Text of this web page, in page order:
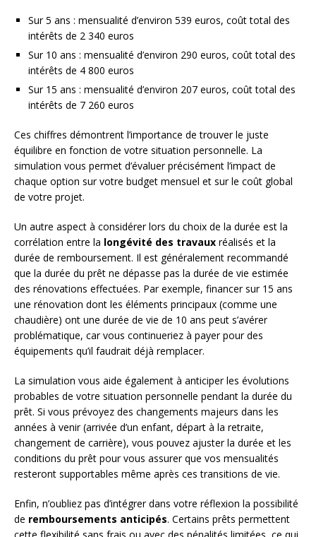
Sur 5 ans : mensualité d’environ 539 euros, coût total des
intérêts de 2 340 euros
Sur 10 ans : mensualité d’environ 290 euros, coût total des
intérêts de 4 800 euros
Sur 15 ans : mensualité d’environ 207 euros, coût total des
intérêts de 7 260 euros
Ces chiffres démontrent l’importance de trouver le juste
équilibre en fonction de votre situation personnelle. La
simulation vous permet d’évaluer précisément l’impact de
chaque option sur votre budget mensuel et sur le coût global
de votre projet.
Un autre aspect à considérer lors du choix de la durée est la
corrélation entre la longévité des travaux réalisés et la
durée de remboursement. Il est généralement recommandé
que la durée du prêt ne dépasse pas la durée de vie estimée
des rénovations effectuées. Par exemple, financer sur 15 ans
une rénovation dont les éléments principaux (comme une
chaudière) ont une durée de vie de 10 ans peut s’avérer
problématique, car vous continueriez à payer pour des
équipements qu’il faudrait déjà remplacer.
La simulation vous aide également à anticiper les évolutions
probables de votre situation personnelle pendant la durée du
prêt. Si vous prévoyez des changements majeurs dans les
années à venir (arrivée d’un enfant, départ à la retraite,
changement de carrière), vous pouvez ajuster la durée et les
conditions du prêt pour vous assurer que vos mensualités
resteront supportables même après ces transitions de vie.
Enfin, n’oubliez pas d’intégrer dans votre réflexion la possibilité
de remboursements anticipés. Certains prêts permettent